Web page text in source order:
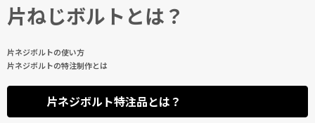
片ねじボルトとは？
片ネジボルトの使い方
片ネジボルトの特注制作とは
片ネジボルト特注品とは？